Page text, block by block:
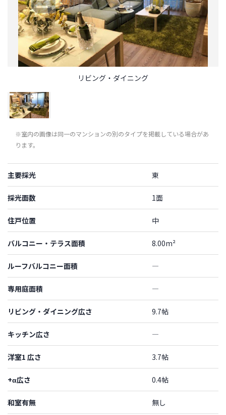
リビング・ダイニング
※室内の画像は同一のマンションの別のタイプを掲載している場合があ
ります。
主要採光 東
採光面数 1面
住戸位置 中
バルコニー・テラス面積 8.00m²
ルーフバルコニー面積 ―
専用庭面積 ―
リビング・ダイニング広さ 9.7帖
キッチン広さ ―
洋室1 広さ 3.7帖
+α広さ 0.4帖
和室有無 無し